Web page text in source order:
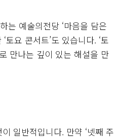
는 예술의전당 ‘마음을 담은
요 콘서트’도 있습니다. ‘토
만나는 깊이 있는 해설을 만
일반적입니다. 만약 ‘넷째 주